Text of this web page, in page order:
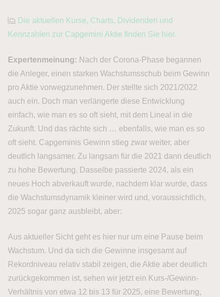
Die aktuellen Kurse, Charts, Dividenden und
Kennzahlen zur Capgemini Aktie finden Sie hier.
Expertenmeinung: Nach der Corona-Phase begannen
die Anleger, einen starken Wachstumsschub beim Gewinn
pro Aktie vorwegzunehmen. Der stellte sich 2021/2022
auch ein. Doch man verlängerte diese Entwicklung
einfach, wie man es so oft sieht, mit dem Lineal in die
Zukunft. Und das rächte sich … ebenfalls, wie man es so
oft sieht. Capgeminis Gewinn stieg zwar weiter, aber
deutlich langsamer. Zu langsam für die 2021 dann deutlich
zu hohe Bewertung. Dasselbe passierte 2024, als ein
neues Hoch abverkauft wurde, nachdem klar wurde, dass
die Wachstumsdynamik kleiner wird und, voraussichtlich,
2025 sogar ganz ausbleibt, aber:
Aus aktueller Sicht geht es hier nur um eine Pause beim
Wachstum. Und da sich die Gewinne insgesamt auf
Rekordniveau relativ stabil zeigen, die Aktie aber deutlich
zurückgekommen ist, sehen wir jetzt ein Kurs-/Gewinn-
Verhältnis von etwa 12 bis 13 für 2025, eine Bewertung,